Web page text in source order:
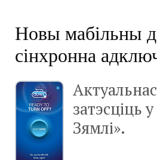
Новы мабільны
сінхронна
затэсціць
Зямлі».